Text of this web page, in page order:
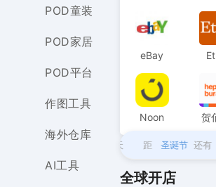
POD童装
POD家居
POD平台
作图工具
海外仓库
AI工具
eBay
Noon 贺
距 圣诞节 还有 140
全球开店